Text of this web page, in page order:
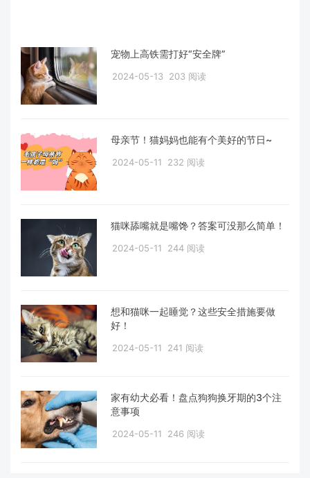
宠物上高铁需打好“安全牌”
2024-05-13 203 阅读
母亲节！猫妈妈也能有个美好的节日~
2024-05-11 232 阅读
猫咪舔嘴就是嘴馋？答案可没那么简单！
2024-05-11 244 阅读
想和猫咪一起睡觉？这些安全措施要做
好！
2024-05-11 241 阅读
家有幼犬必看！盘点狗狗换牙期的3个注
意事项
2024-05-11 246 阅读